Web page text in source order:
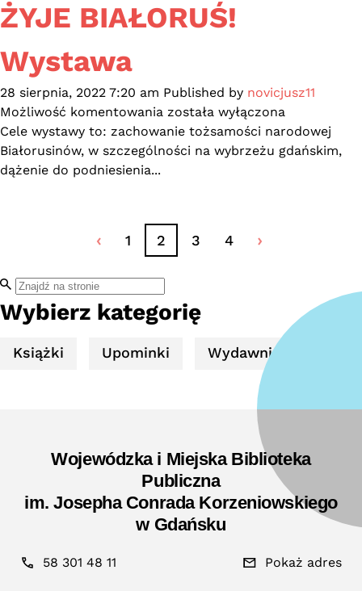
ŻYJE BIAŁORUŚ!
Wystawa
28 sierpnia, 2022 7:20 am Published by novicjusz11
Możliwość komentowania ŻYWIE
BIEŁARUŚ!
NIECH
została wyłączona
Cele wystawy to: zachowanie tożsamości narodowej
Białorusinów, w szczególności na wybrzeżu gdańskim,
dążenie do podniesienia...
1 2 3 4
Wybierz kategorię
Książki Upominki Wydawnictwa
Wojewódzka i Miejska Biblioteka
Publiczna
im. Josepha Conrada Korzeniowskiego
w Gdańsku
58 301 48 11 Pokaż adres